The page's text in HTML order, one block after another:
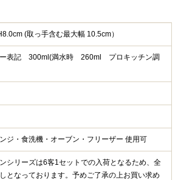
(取っ手含む最大幅 10.5cm）
ー表記 300ml(満水時 260ml プロキッチン調
ジ・食洗機・オーブン・フリーザー 使用可
シリーズは6客1セットでの入荷となるため、全
となっております。予めご了承の上お買い求め